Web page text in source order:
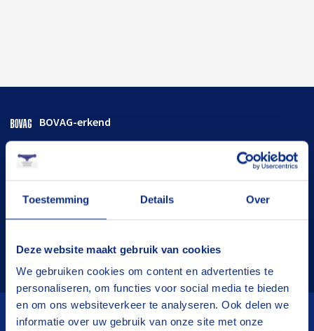
Toestemming Details Over
Deze website maakt gebruik van cookies
We gebruiken cookies om content en advertenties te
personaliseren, om functies voor social media te bieden
en om ons websiteverkeer te analyseren. Ook delen we
informatie over uw gebruik van onze site met onze
BOVAG-erkend
De juiste oplossing
Tevreden klanten